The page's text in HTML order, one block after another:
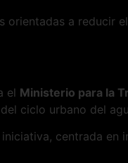
a
el Ministerio para la
ciclo urbano del
centrada